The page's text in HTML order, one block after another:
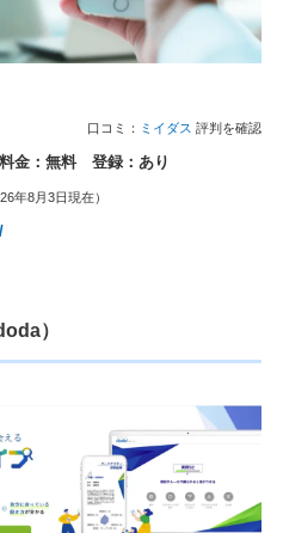
口コミ： ミイダス 評判を確認
料金：無料 登録：あり
年8月3日現在）
）